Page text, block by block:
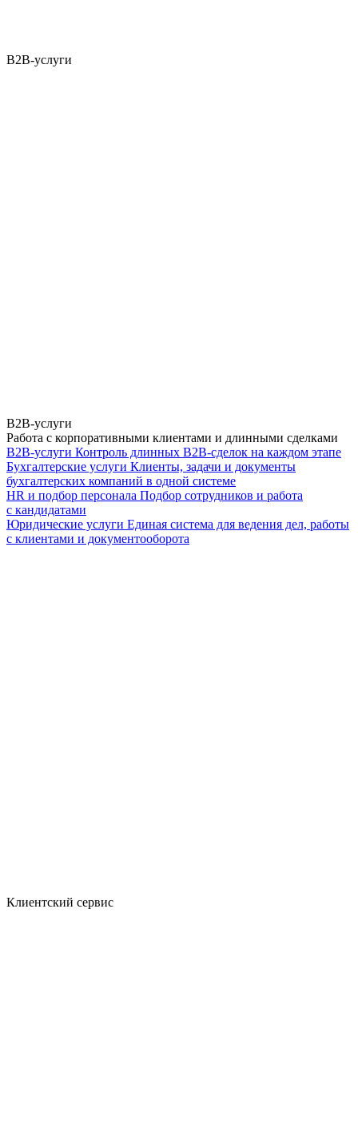
B2B-услуги
B2B-услуги
Работа с корпоративными клиентами и длинными сделками
B2B-услуги Контроль длинных B2B-сделок на каждом этапе
Бухгалтерские услуги Клиенты, задачи и документы
бухгалтерских компаний в одной системе
HR и подбор персонала Подбор сотрудников и работа
с кандидатами
Юридические услуги Единая система для ведения дел, работы
с клиентами и документооборота
Клиентский сервис